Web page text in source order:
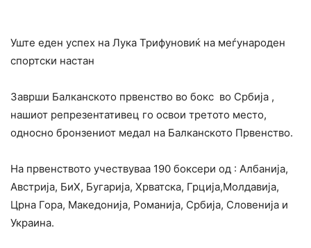
Уште еден успех на Лука Трифуновиќ на меѓународен
спортски настан
Заврши Балканското првенство во бокс во Србија ,
нашиот репрезентативец го освои третото место,
односно бронзениот медал на Балканското Првенство.
На првенството учествуваа 190 боксери од : Албанија,
Австрија, БиХ, Бугарија, Хрватска, Грција,Молдавија,
Црна Гора, Македонија, Романија, Србија, Словенија и
Украина.